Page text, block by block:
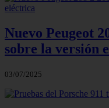
Nuevo Peugeot
sobre la versión
03/07/2025